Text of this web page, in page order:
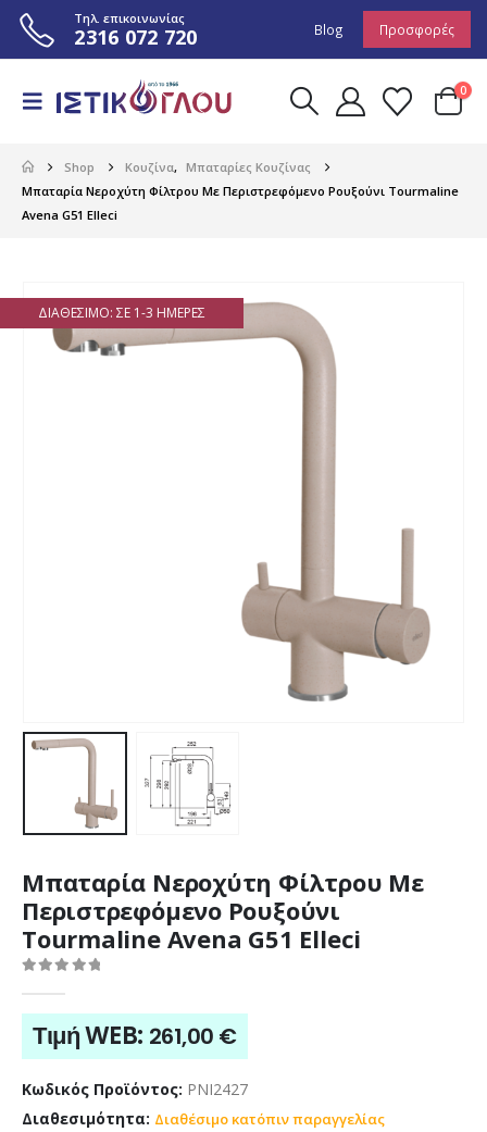
Τηλ. επικοινωνίας
2316 072 720 Blog Προσφορές
0
Shop Κουζίνα, Μπαταρίες Κουζίνας
Μπαταρία Νεροχύτη Φίλτρου Με Περιστρεφόμενο Ρουξούνι Tourmaline
Avena G51 Elleci
ΔΙΑΘΈΣΙΜΟ: ΣΕ 1-3 ΗΜΈΡΕΣ
Μπαταρία Νεροχύτη Φίλτρου Με
Περιστρεφόμενο Ρουξούνι
Tourmaline Avena G51 Elleci
Τιμή WEB: 261,00 €
Κωδικός Προϊόντος: PNI2427
Διαθεσιμότητα: Διαθέσιμο κατόπιν παραγγελίας